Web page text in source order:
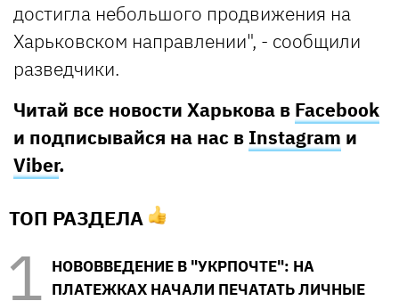
достигла небольшого продвижения на
Харьковском направлении", - сообщили
разведчики.
Читай все новости Харькова в Facebook
и подписывайся на нас в Instagram и
Viber.
ТОП РАЗДЕЛА
НОВОВВЕДЕНИЕ В "УКРПОЧТЕ": НА
ПЛАТЕЖКАХ НАЧАЛИ ПЕЧАТАТЬ ЛИЧНЫЕ